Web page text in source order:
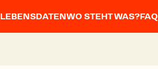
LEBENSDATENWO STEHT WAS?FAQ